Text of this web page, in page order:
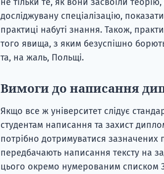
досліджувану спеціалізацію,
практиці набуті знання. Також,
того явища, з яким безуспішно
та, на жаль, Польщі.
Вимоги до написання
Якщо все ж університет слідує
студентам написання та захист
потрібно дотримуватися
передбачають написання тексту на
цього окремо нумерованим списком